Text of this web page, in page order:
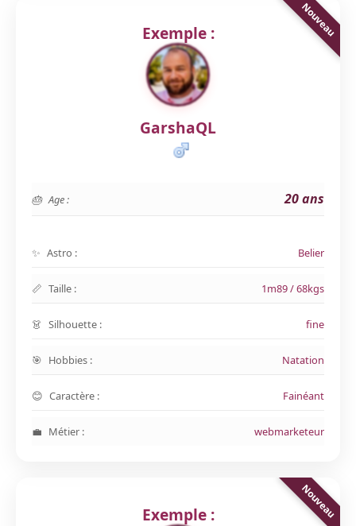
Exemple :
GarshaQL
Age : 20 ans
Astro : Belier
Taille : 1m89 / 68kgs
Silhouette : fine
Hobbies : Natation
Caractère : Fainéant
Métier : webmarketeur
Exemple :